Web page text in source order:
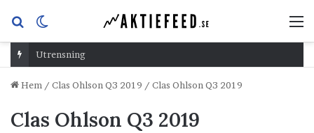
Sök
efterskin
Utrensning
Hem / Clas Ohlson Q3 2019 / Clas Ohlson Q3 2019
Clas Ohlson Q3 2019